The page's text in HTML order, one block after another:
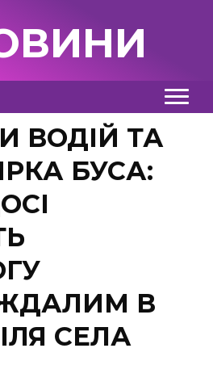
ВОДІЙ ТА
БУСА:
В
СЕЛА